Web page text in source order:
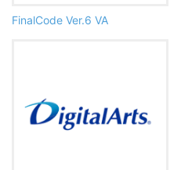
FinalCode Ver.6 VA